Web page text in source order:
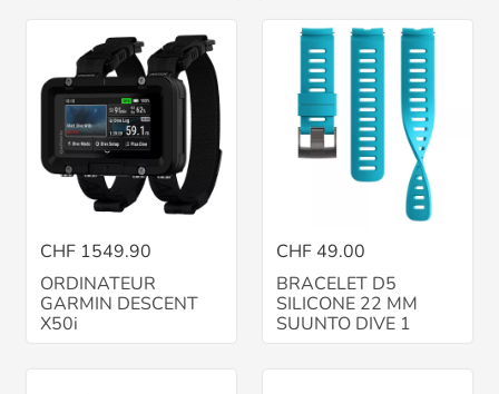
CHF 1549.90
ORDINATEUR
GARMIN DESCENT
X50i
CHF 49.00
BRACELET D5
SILICONE 22 MM
SUUNTO DIVE 1